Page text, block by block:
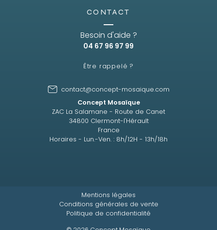
CONTACT
Besoin d'aide ?
04 67 96 97 99
Être rappelé ?
contact@concept-mosaique.com
Concept Mosaïque
ZAC La Salamane - Route de Canet
34800 Clermont-l'Hérault
France
Horaires - Lun.-Ven. : 8h/12H - 13h/18h
Mentions légales
Conditions générales de vente
Politique de confidentialité